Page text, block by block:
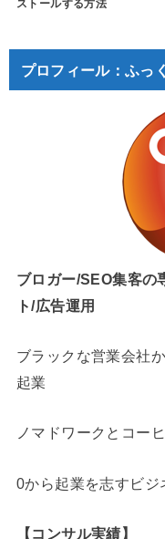
ストールする方法
プロフィール：ふっく
ブロガー/SEO集客の
ト/広告運用
ブラックな営業会社
起業
ノマドワークとコー
0から起業を志すビジ
【コンサル実績】